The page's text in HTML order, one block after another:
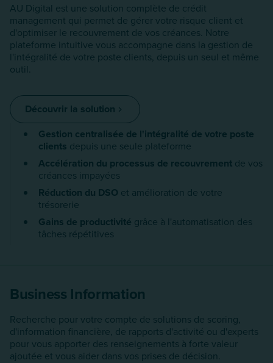
AU Digital est une solution complète de crédit
management qui permet de gérer votre risque client et
d'optimiser le recouvrement de vos créances. Notre
plateforme intuitive vous accompagne dans la gestion de
l'intégralité de votre poste clients, depuis un seul et même
outil.
Découvrir la solution
Gestion centralisée de l'intégralité de votre poste
clients depuis une seule plateforme
Accélération du processus de recouvrement de vos
créances impayées
Réduction du DSO et amélioration de votre
trésorerie
Gains de productivité grâce à l'automatisation des
tâches répétitives
Business Information
Recherche pour votre compte de solutions de scoring,
d'information financière, de rapports d'activité ou d'experts
pour vous apporter des renseignements à forte valeur
ajoutée et vous aider dans vos prises de décision.